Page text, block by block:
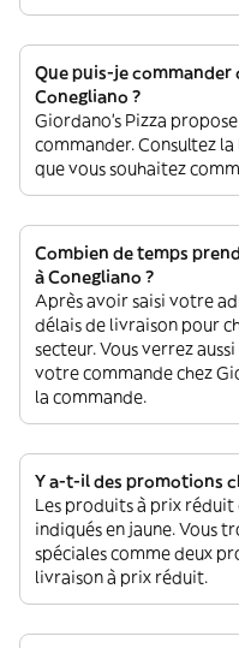
Que puis-je commander
Conegliano ?
Giordano's Pizza
commander. Consultez
que vous souhaitez
Combien de temps
à Conegliano ?
Après avoir saisi votre
délais de livraison pour
secteur. Vous verrez
votre commande chez
la commande.
Y a-t-il des promotions
Les produits à prix
indiqués en jaune. Vous
spéciales comme deux
livraison à prix réduit.